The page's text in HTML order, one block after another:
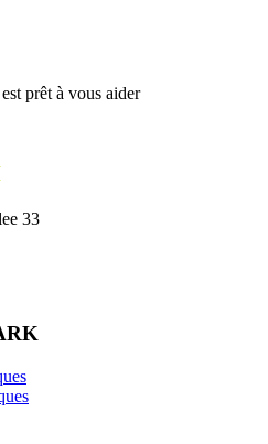
prêt à vous aider
33